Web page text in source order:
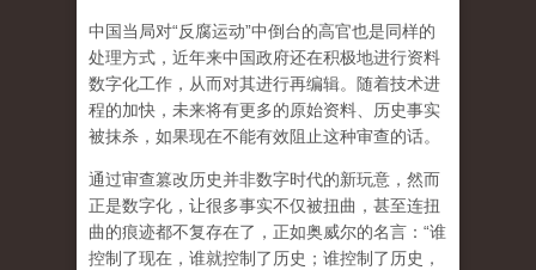
中国当局对“反腐运动”中倒台的高官也是同样的
处理方式，近年来中国政府还在积极地进行资料
数字化工作，从而对其进行再编辑。随着技术进
程的加快，未来将有更多的原始资料、历史事实
被抹杀，如果现在不能有效阻止这种审查的话。
通过审查篡改历史并非数字时代的新玩意，然而
正是数字化，让很多事实不仅被扭曲，甚至连扭
曲的痕迹都不复存在了，正如奥威尔的名言：“谁
控制了现在，谁就控制了历史；谁控制了历史，